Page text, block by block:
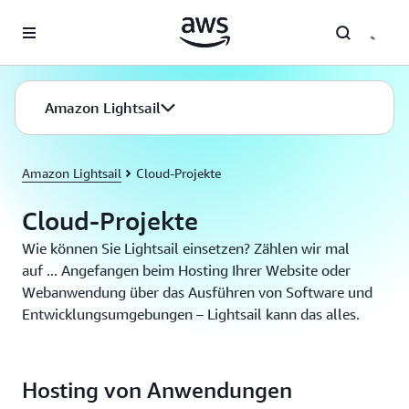
Überspringen zum Hauptinhalt
Amazon Lightsail
Amazon Lightsail Cloud-Projekte
Cloud-Projekte
Wie können Sie Lightsail einsetzen? Zählen wir mal
auf ... Angefangen beim Hosting Ihrer Website oder
Webanwendung über das Ausführen von Software und
Entwicklungsumgebungen – Lightsail kann das alles.
Hosting von Anwendungen